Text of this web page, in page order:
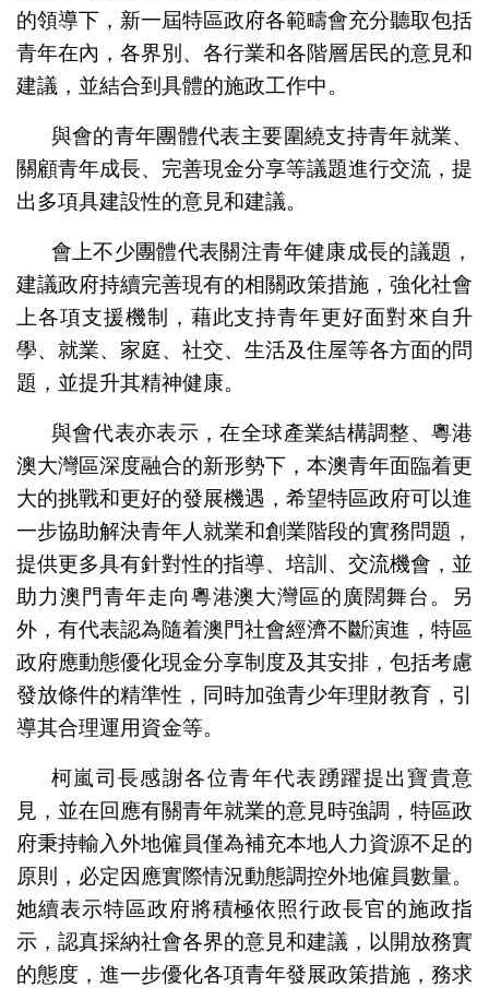
的領導下，新一屆特區政府各範疇會充分聽取包括
青年在內，各界別、各行業和各階層居民的意見和
建議，並結合到具體的施政工作中。
與會的青年團體代表主要圍繞支持青年就業、
關顧青年成長、完善現金分享等議題進行交流，提
出多項具建設性的意見和建議。
會上不少團體代表關注青年健康成長的議題，
建議政府持續完善現有的相關政策措施，強化社會
上各項支援機制，藉此支持青年更好面對來自升
學、就業、家庭、社交、生活及住屋等各方面的問
題，並提升其精神健康。
與會代表亦表示，在全球產業結構調整、粵港
澳大灣區深度融合的新形勢下，本澳青年面臨着更
大的挑戰和更好的發展機遇，希望特區政府可以進
一步協助解決青年人就業和創業階段的實務問題，
提供更多具有針對性的指導、培訓、交流機會，並
助力澳門青年走向粵港澳大灣區的廣闊舞台。另
外，有代表認為隨着澳門社會經濟不斷演進，特區
政府應動態優化現金分享制度及其安排，包括考慮
發放條件的精準性，同時加強青少年理財教育，引
導其合理運用資金等。
柯嵐司長感謝各位青年代表踴躍提出寶貴意
見，並在回應有關青年就業的意見時強調，特區政
府秉持輸入外地僱員僅為補充本地人力資源不足的
原則，必定因應實際情況動態調控外地僱員數量。
她續表示特區政府將積極依照行政長官的施政指
示，認真採納社會各界的意見和建議，以開放務實
的態度，進一步優化各項青年發展政策措施，務求